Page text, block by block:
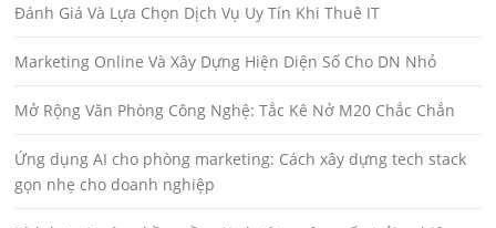
Đánh Giá Và Lựa Chọn Dịch Vụ Uy Tín Khi Thuê IT
Marketing Online Và Xây Dựng Hiện Diện Số Cho DN Nhỏ
Mở Rộng Văn Phòng Công Nghệ: Tắc Kê Nở M20 Chắc Chắn
Ứng dụng AI cho phòng marketing: Cách xây dựng tech stack
gọn nhẹ cho doanh nghiệp